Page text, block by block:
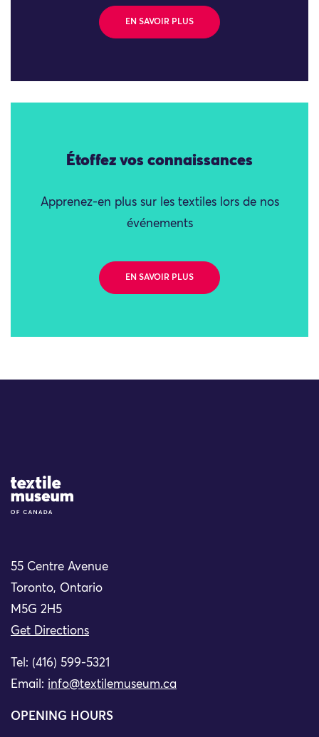
EN SAVOIR PLUS
Étoffez vos connaissances
Apprenez-en plus sur les textiles lors de nos
événements
EN SAVOIR PLUS
Site Logo
55 Centre Avenue
Toronto, Ontario
M5G 2H5
Get Directions
Tel: (416) 599-5321
Email: info@textilemuseum.ca
OPENING HOURS